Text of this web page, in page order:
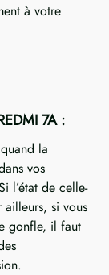
à votre
7A :
la
vos
l’état de celle-
si vous
gonfle, il faut